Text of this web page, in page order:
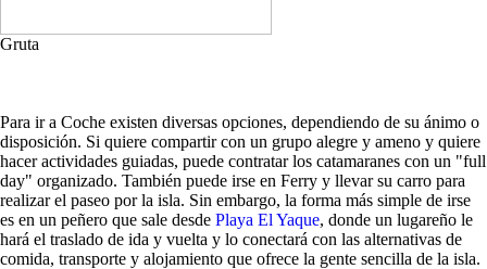
Gruta
Para ir a Coche existen diversas opciones, dependiendo de su ánimo o
disposición. Si quiere compartir con un grupo alegre y ameno y quiere
hacer actividades guiadas, puede contratar los catamaranes con un "full
day" organizado. También puede irse en Ferry y llevar su carro para
realizar el paseo por la isla. Sin embargo, la forma más simple de irse
es en un peñero que sale desde Playa El Yaque, donde un lugareño le
hará el traslado de ida y vuelta y lo conectará con las alternativas de
comida, transporte y alojamiento que ofrece la gente sencilla de la isla.